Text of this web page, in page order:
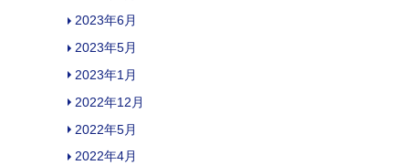
2023年6月
2023年5月
2023年1月
2022年12月
2022年5月
2022年4月